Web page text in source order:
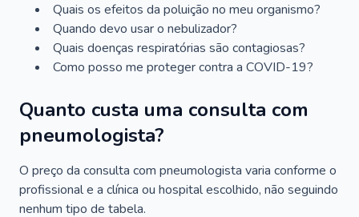
Quais os efeitos da poluição no meu organismo?
Quando devo usar o nebulizador?
Quais doenças respiratórias são contagiosas?
Como posso me proteger contra a COVID-19?
Quanto custa uma consulta com
pneumologista?
O preço da consulta com pneumologista varia conforme o
profissional e a clínica ou hospital escolhido, não seguindo
nenhum tipo de tabela.